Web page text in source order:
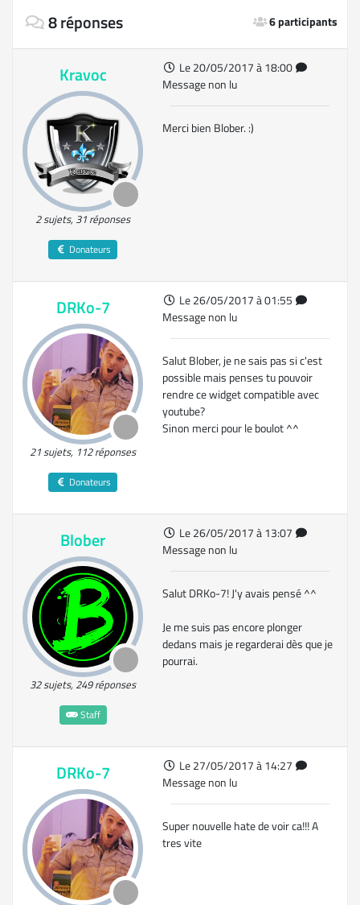
6 participants
8 réponses
Kravoc
2 sujets, 31 réponses
Donateurs
Le 20/05/2017 à 18:00
Message non lu
Merci bien Blober. :)
DRKo-7
21 sujets, 112 réponses
Donateurs
Le 26/05/2017 à 01:55
Message non lu
Salut Blober, je ne sais pas si c'est
possible mais penses tu pouvoir
rendre ce widget compatible avec
youtube?
Sinon merci pour le boulot ^^
Blober
32 sujets, 249 réponses
Staff
Le 26/05/2017 à 13:07
Message non lu
Salut DRKo-7! J'y avais pensé ^^
Je me suis pas encore plonger
dedans mais je regarderai dès que je
pourrai.
DRKo-7
Le 27/05/2017 à 14:27
Message non lu
Super nouvelle hate de voir ca!!! A
tres vite